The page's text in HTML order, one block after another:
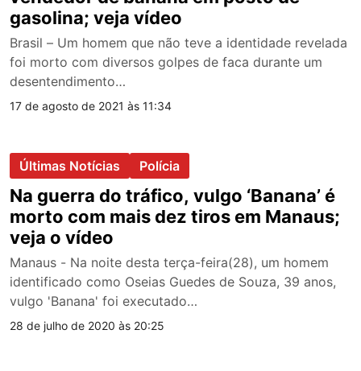
gasolina; veja vídeo
Brasil – Um homem que não teve a identidade revelada
foi morto com diversos golpes de faca durante um
desentendimento…
17 de agosto de 2021 às 11:34
Últimas Notícias Polícia
Na guerra do tráfico, vulgo ‘Banana’ é
morto com mais dez tiros em Manaus;
veja o vídeo
Manaus - Na noite desta terça-feira(28), um homem
identificado como Oseias Guedes de Souza, 39 anos,
vulgo 'Banana' foi executado…
28 de julho de 2020 às 20:25